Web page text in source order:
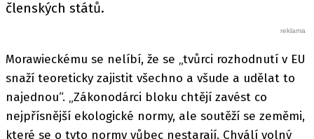
členských států.
Morawieckému se nelíbí, že se „tvůrci rozhodnutí v EU
snaží teoreticky zajistit všechno a všude a udělat to
najednou“. „Zákonodárci bloku chtějí zavést co
nejpřísnější ekologické normy, ale soutěží se zeměmi,
které se o tyto normy vůbec nestarají. Chválí volný